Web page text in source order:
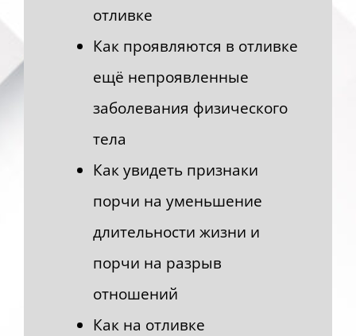
отливке
Как проявляются в отливке
ещё непроявленные
заболевания физического
тела
Как увидеть признаки
порчи на уменьшение
длительности жизни и
порчи на разрыв
отношений
Как на отливке